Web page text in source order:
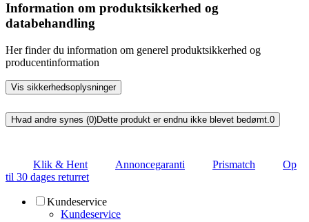
Information om produktsikkerhed og
databehandling
Her finder du information om generel produktsikkerhed og
producentinformation
Vis sikkerhedsoplysninger
Hvad andre synes (0)Dette produkt er endnu ikke blevet bedømt. 0
Klik & Hent Annoncegaranti Prismatch
Op
til 30 dages returret
Kundeservice
Kundeservice